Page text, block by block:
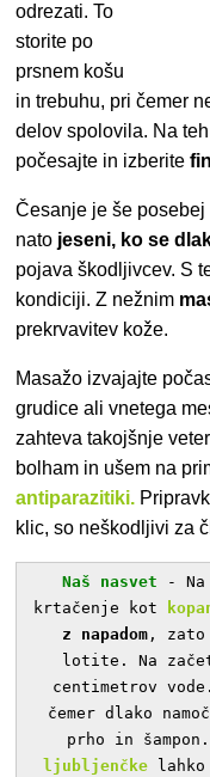
odrezati. To
storite po
prsnem košu
in trebuhu, pri čemer
delov spolovila. Na
počesajte in izberite
Česanje je še
nato jeseni, ko se
pojava škodljivcev. S
kondiciji. Z nežnim
prekrvavitev kože.
Masažo izvajajte
grudice ali vnetega
zahteva takojšnje
bolham in ušem na
antiparazitiki.
klic, so neškodljivi za
Naš nasvet -
krtačenje kot
z napadom ,
lotite. Na
centimetrov
čemer dlako
prho in šampon.
ljubljenčke lahko